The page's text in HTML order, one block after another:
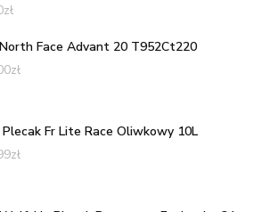
zł
Face Advant 20 T952Ct220
zł
Plecak Fr Lite Race Oliwkowy 10L
zł